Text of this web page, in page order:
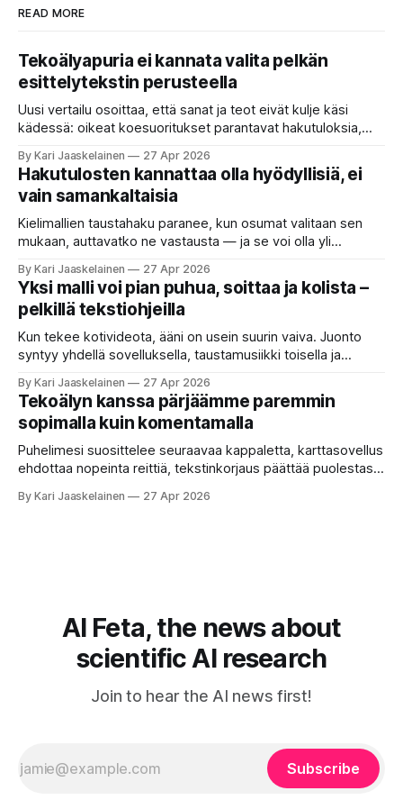
READ MORE
Tekoälyapuria ei kannata valita pelkän
esittelytekstin perusteella
Uusi vertailu osoittaa, että sanat ja teot eivät kulje käsi
kädessä: oikeat koesuoritukset parantavat hakutuloksia,
etsimässä verkosta apuria, joka hoitaisi puolestasi arjen
askareita: täyttäisi lomakkeen, järjestäisi matkasuunnitelman
tai seulisi pitkän asiakirjakasan ydinkohdat. Vastassa on
valikoima, joka muistuttaa sovelluskauppaa steroideilla.
Jokainen ”tekoälyagentti” lupaa paljon
By Kari Jaaskelainen 27 Apr 2026
Hakutulosten kannattaa olla hyödyllisiä, ei
vain samankaltaisia
Kielimallien taustahaku paranee, kun osumat valitaan sen
mukaan, auttavatko ne vastausta — ja se voi olla yli
että kysyt työpaikan chat-robotilta: “Mitä viime kuun
kokouspäiväkirjassa päätettiin etätyöpäivistä?” Robotti
selaa arkistoja ja poimii sinulle pätkän, jossa toistellaan, mitä
etätyö tarkoittaa. Teksti on aiheeltaan lähellä kysymystä,
By Kari Jaaskelainen 27 Apr 2026
Yksi malli voi pian puhua, soittaa ja kolista –
pelkillä tekstiohjeilla
Kun tekee kotivideota, ääni on usein suurin vaiva. Juonto
syntyy yhdellä sovelluksella, taustamusiikki toisella ja
erilaisia komentoja, eikä mikään niistä oikein “puhu”
toistensa kanssa. Lopputulos on pienen palapelityön tulos.
Vuosia on ajateltu, että näin tämän kuuluukin mennä. Puhe
on sanoja ja lauseita – hyvin jäsenneltyä.
By Kari Jaaskelainen 27 Apr 2026
Tekoälyn kanssa pärjäämme paremmin
sopimalla kuin komentamalla
Puhelimesi suosittelee seuraavaa kappaletta, karttasovellus
ehdottaa nopeinta reittiä, tekstinkorjaus päättää puolestasi,
tottelee sinua sokeasti. Useammin huomaat itse
By Kari Jaaskelainen 27 Apr 2026
AI Feta, the news about
scientific AI research
Join to hear the AI news first!
Subscribe